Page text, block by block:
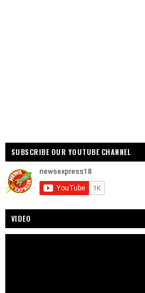
SUBSCRIBE OUR YOUTUBE CHANNEL
VIDEO